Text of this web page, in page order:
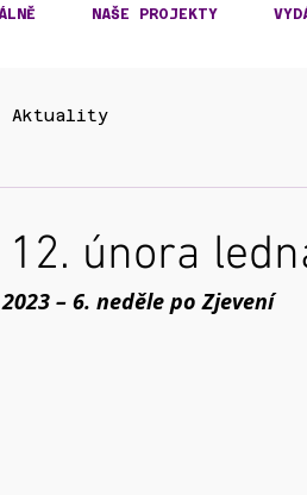
NAŠE PROJEKTY
Aktuality
února
– 6. neděle po Zjevení